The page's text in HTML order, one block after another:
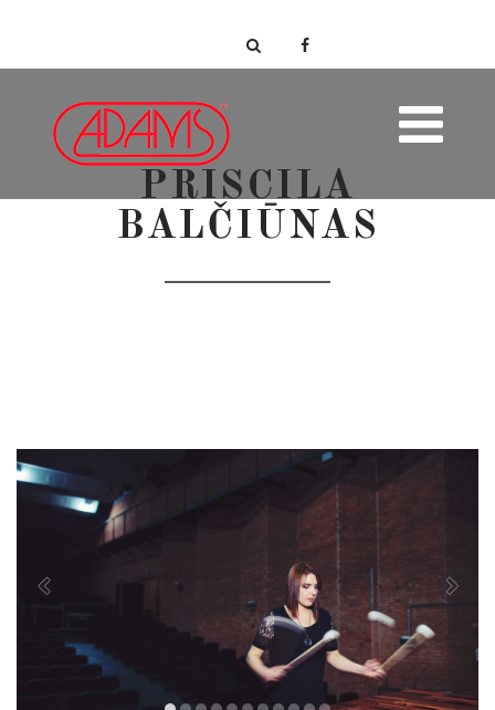
PRISCILA
BALČIŪNAS
Previous Next